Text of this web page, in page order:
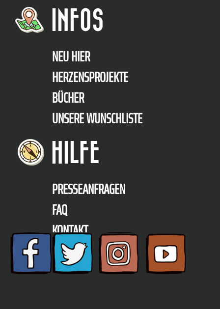
INFOS
NEU HIER
HERZENSPROJEKTE
BÜCHER
UNSERE WUNSCHLISTE
HILFE
PRESSEANFRAGEN
FAQ
KONTAKT
TELEFON